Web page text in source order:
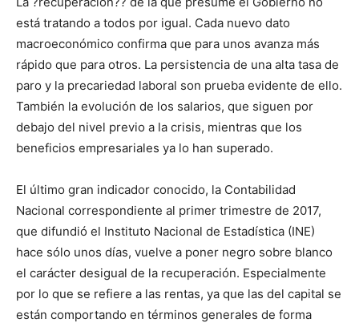
está tratando a todos por igual. Cada nuevo dato
macroeconómico confirma que para unos avanza más
rápido que para otros. La persistencia de una alta tasa de
paro y la precariedad laboral son prueba evidente de ello.
También la evolución de los salarios, que siguen por
debajo del nivel previo a la crisis, mientras que los
beneficios empresariales ya lo han superado.
El último gran indicador conocido, la Contabilidad
Nacional correspondiente al primer trimestre de 2017,
que difundió el Instituto Nacional de Estadística (INE)
hace sólo unos días, vuelve a poner negro sobre blanco
el carácter desigual de la recuperación. Especialmente
por lo que se refiere a las rentas, ya que las del capital se
están comportando en términos generales de forma